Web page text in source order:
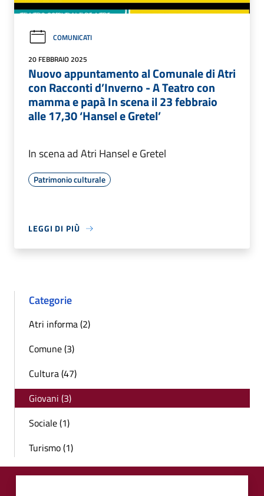
COMUNICATI
20 FEBBRAIO 2025
Nuovo appuntamento al Comunale di Atri
con Racconti d’Inverno - A Teatro con
mamma e papà In scena il 23 febbraio
alle 17,30 ‘Hansel e Gretel’
In scena ad Atri Hansel e Gretel
Patrimonio culturale
LEGGI DI PIÙ
Categorie
Atri informa (2)
Comune (3)
Cultura (47)
Giovani (3)
Sociale (1)
Turismo (1)